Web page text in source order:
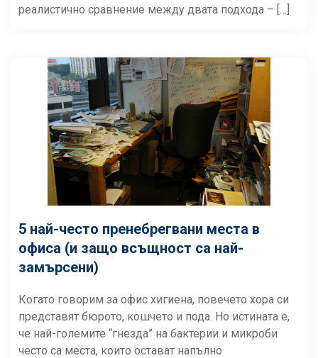
реалистично сравнение между двата подхода – […]
5 най-често пренебрегвани места в
офиса (и защо всъщност са най-
замърсени)
Когато говорим за офис хигиена, повечето хора си
представят бюрото, кошчето и пода. Но истината е,
че най-големите “гнезда” на бактерии и микроби
често са места, които остават напълно